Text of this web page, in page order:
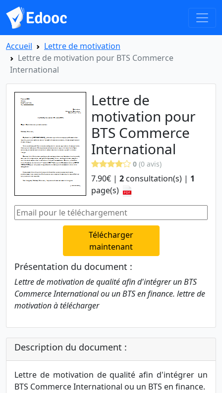
Accueil
Lettre de motivation
Lettre de motivation pour BTS Commerce
International
Lettre de
motivation pour
BTS Commerce
International
0 (0 avis)
7.90€ | 2 consultation(s) | 1
page(s)
Télécharger
maintenant
Présentation du document :
Lettre de motivation de qualité afin d'intégrer un BTS
Commerce International ou un BTS en finance. lettre de
motivation à télécharger
Description du document :
Lettre de motivation de qualité afin d'intégrer un
BTS Commerce International ou un BTS en finance.